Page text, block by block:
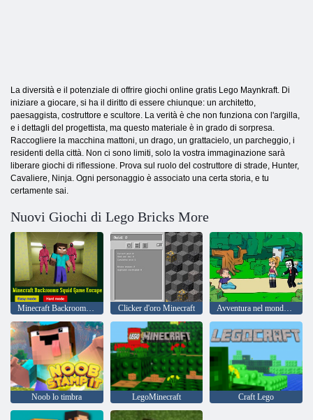
La diversità e il potenziale di offrire giochi online gratis Lego Maynkraft. Di
iniziare a giocare, si ha il diritto di essere chiunque: un architetto,
paesaggista, costruttore e scultore. La verità è che non funziona con l'argilla,
e i dettagli del progettista, ma questo materiale è in grado di sorpresa.
Raccogliere la macchina mattoni, un drago, un grattacielo, un parcheggio, i
residenti della città. Non ci sono limiti, solo la vostra immaginazione sarà
liberare giochi di riflessione. Prova sul ruolo del costruttore di strade, Hunter,
Cavaliere, Ninja. Ogni personaggio è associato una certa storia, e tu
certamente sai.
Nuovi Giochi di Lego Bricks More
Clicker d'oro Minecraft
Noob lo timbra LegoMinecraft Craft Lego